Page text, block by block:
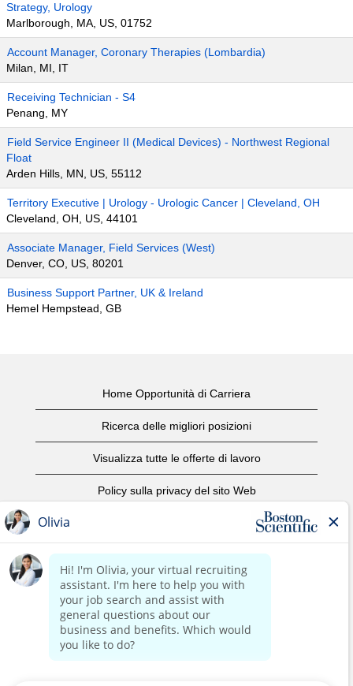
Strategy, Urology
Marlborough, MA, US, 01752
Account Manager, Coronary Therapies (Lombardia)
Milan, MI, IT
Receiving Technician - S4
Penang, MY
Field Service Engineer II (Medical Devices) - Northwest Regional
Float
Arden Hills, MN, US, 55112
Territory Executive | Urology - Urologic Cancer | Cleveland, OH
Cleveland, OH, US, 44101
Associate Manager, Field Services (West)
Denver, CO, US, 80201
Business Support Partner, UK & Ireland
Hemel Hempstead, GB
Home Opportunità di Carriera
Ricerca delle migliori posizioni
Visualizza tutte le offerte di lavoro
Policy sulla privacy del sito Web
Avviso di copyright
Contattaci
Home Corporate